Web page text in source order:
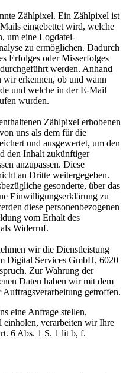
Zählpixel. Ein Zählpixel ist
eingebettet wird, welche
um eine Logdatei-
zu ermöglichen. Dadurch
Erfolges oder Misserfolges
werden. Anhand
wir erkennen, ob und wann
und welche in der E-Mail
wurden.
Zählpixel erhobenen
uns als dem für die
und ausgewertet, um den
den Inhalt zukünftiger
anzupassen. Diese
an Dritte weitergegeben.
gesonderte, über das
Einwilligungserklärung zu
diese personenbezogenen
vom Erhalt des
Widerruf.
wir die Dienstleistung
Digital Services GmbH, 6020
Zur Wahrung der
Daten haben wir mit dem
getroffen.
eine Anfrage stellen,
einholen, verarbeiten wir Ihre
6 Abs. 1 S. 1 lit b, f.